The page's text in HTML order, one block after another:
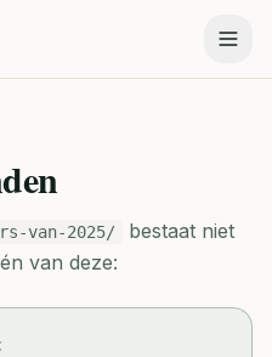
van-2025/
bestaat niet
van deze: